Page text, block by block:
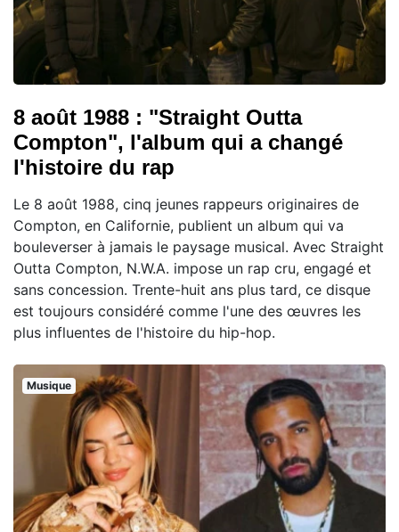
8 août 1988 : "Straight Outta
Compton", l'album qui a changé
l'histoire du rap
Le 8 août 1988, cinq jeunes rappeurs originaires de
Compton, en Californie, publient un album qui va
bouleverser à jamais le paysage musical. Avec Straight
Outta Compton, N.W.A. impose un rap cru, engagé et
sans concession. Trente-huit ans plus tard, ce disque
est toujours considéré comme l'une des œuvres les
plus influentes de l'histoire du hip-hop.
Musique